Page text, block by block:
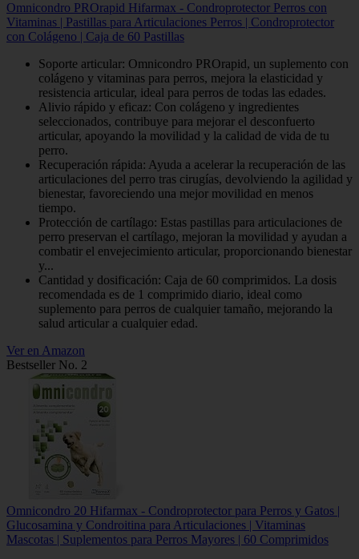
Omnicondro PROrapid Hifarmax - Condroprotector Perros con
Vitaminas | Pastillas para Articulaciones Perros | Condroprotector
con Colágeno | Caja de 60 Pastillas
Soporte articular: Omnicondro PROrapid, un suplemento con
colágeno y vitaminas para perros, mejora la elasticidad y
resistencia articular, ideal para perros de todas las edades.
Alivio rápido y eficaz: Con colágeno y ingredientes
seleccionados, contribuye para mejorar el desconfuerto
articular, apoyando la movilidad y la calidad de vida de tu
perro.
Recuperación rápida: Ayuda a acelerar la recuperación de las
articulaciones del perro tras cirugías, devolviendo la agilidad y
bienestar, favoreciendo una mejor movilidad en menos
tiempo.
Protección de cartílago: Estas pastillas para articulaciones de
perro preservan el cartílago, mejoran la movilidad y ayudan a
combatir el envejecimiento articular, proporcionando bienestar
y...
Cantidad y dosificación: Caja de 60 comprimidos. La dosis
recomendada es de 1 comprimido diario, ideal como
suplemento para perros de cualquier tamaño, mejorando la
salud articular a cualquier edad.
Ver en Amazon
Bestseller No. 2
Omnicondro 20 Hifarmax - Condroprotector para Perros y Gatos |
Glucosamina y Condroitina para Articulaciones | Vitaminas
Mascotas | Suplementos para Perros Mayores | 60 Comprimidos